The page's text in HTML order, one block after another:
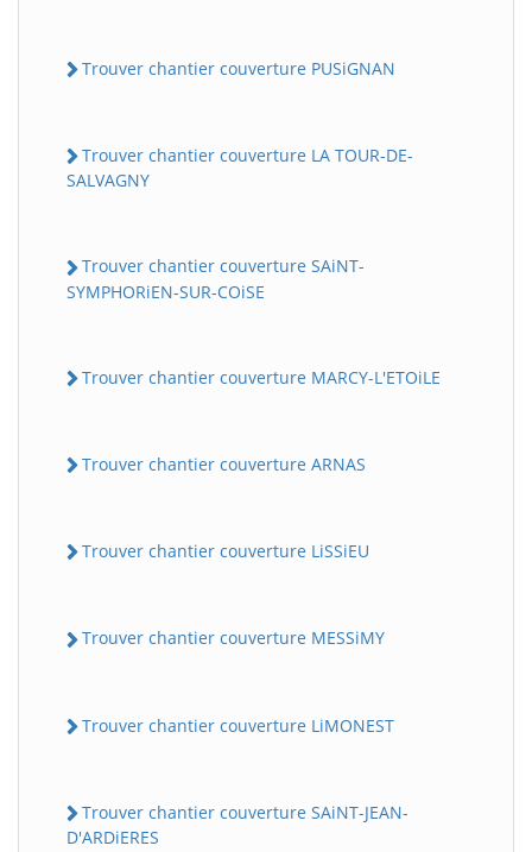
Trouver chantier couverture PUSiGNAN
Trouver chantier couverture LA TOUR-DE-
SALVAGNY
Trouver chantier couverture SAiNT-
SYMPHORiEN-SUR-COiSE
Trouver chantier couverture MARCY-L'ETOiLE
Trouver chantier couverture ARNAS
Trouver chantier couverture LiSSiEU
Trouver chantier couverture MESSiMY
Trouver chantier couverture LiMONEST
Trouver chantier couverture SAiNT-JEAN-
D'ARDiERES